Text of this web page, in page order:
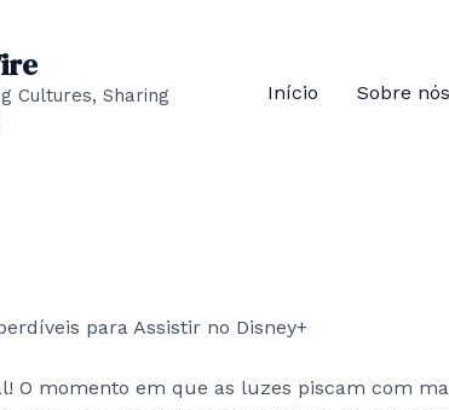
Cultures, Sharing
Início Sobre nós
O momento em que as luzes piscam com